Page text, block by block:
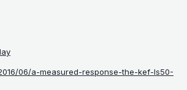
06/a-measured-response-the-kef-ls50-